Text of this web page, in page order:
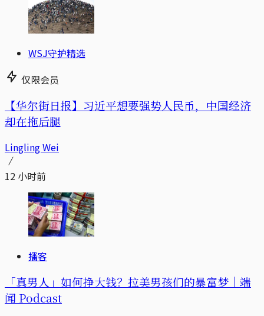
WSJ守护精选
仅限会员
【华尔街日报】习近平想要强势人民币，中国经济
却在拖后腿
Lingling Wei
12 小时前
播客
「真男人」如何挣大钱？拉美男孩们的暴富梦｜端
闻 Podcast